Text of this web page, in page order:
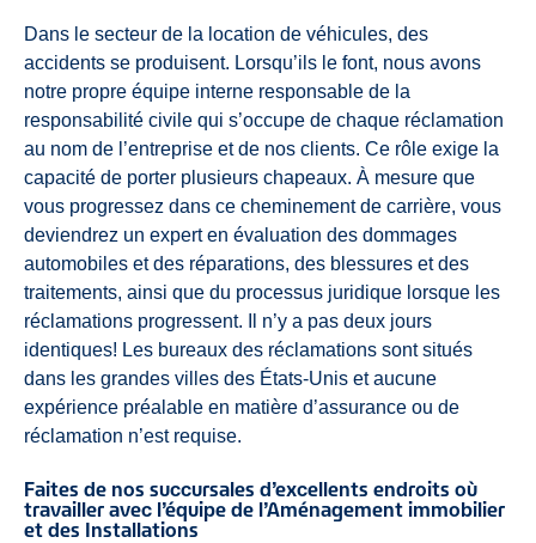
Dans le secteur de la location de véhicules, des
accidents se produisent. Lorsqu’ils le font, nous avons
notre propre équipe interne responsable de la
responsabilité civile qui s’occupe de chaque réclamation
au nom de l’entreprise et de nos clients. Ce rôle exige la
capacité de porter plusieurs chapeaux. À mesure que
vous progressez dans ce cheminement de carrière, vous
deviendrez un expert en évaluation des dommages
automobiles et des réparations, des blessures et des
traitements, ainsi que du processus juridique lorsque les
réclamations progressent. Il n’y a pas deux jours
identiques! Les bureaux des réclamations sont situés
dans les grandes villes des États-Unis et aucune
expérience préalable en matière d’assurance ou de
réclamation n’est requise.
Faites de nos succursales d’excellents endroits où
travailler avec l’équipe de l’Aménagement immobilier
et des Installations